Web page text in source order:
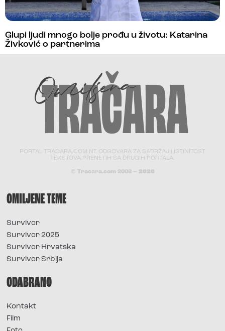
Glupi ljudi mnogo bolje prođu u životu: Katarina
Živković o partnerima
PORTAL TRACARA.COM NE ODGOVARA ZA SADRŽAJ I ISTINITOST
TEKSTOVA PRENETIH SA DRUGIH PORTALA.
© Tracara.com 2008 – 2026
OMILJENE TEME
Survivor
Survivor 2025
Survivor Hrvatska
Survivor Srbija
ODABRANO
Kontakt
Film